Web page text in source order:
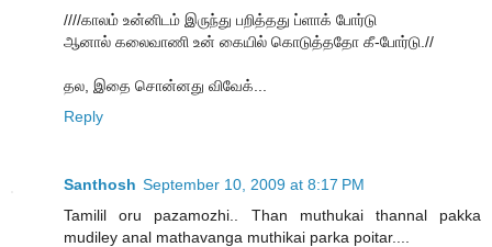
////காலம் உன்னிடம் இருந்து பறித்தது ப்ளாக் போர்டு
ஆனால் கலைவாணி உன் கையில் கொடுத்ததோ கீ-போர்டு.//
தல, இதை சொன்னது விவேக்...
Reply
Santhosh September 10, 2009 at 8:17 PM
Tamilil oru pazamozhi.. Than muthukai thannal pakka
mudiley anal mathavanga muthikai parka poitar....